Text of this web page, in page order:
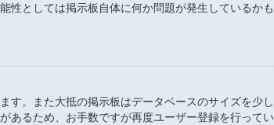
としては掲示板自体に何か問題が発生しているか
。また大抵の掲示板はデータベースのサイズを少
るため、お手数ですが再度ユーザー登録を行って